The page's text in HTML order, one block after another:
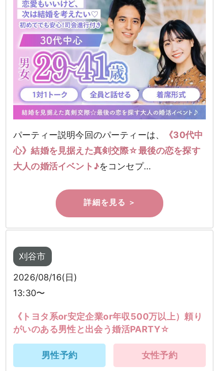
パーティー説明今回のパーティーは、
《30代中
心》結婚を見据えた真剣交際☆最後の恋を探す
大人の婚活イベント♪をコンセプ…
刈谷市
2026/08/16(日)
13:30〜
《トヨタ系or安定企業or年収500万以上）頼り
がいのある男性と出会う婚活PARTY☆
男性予約 女性予約